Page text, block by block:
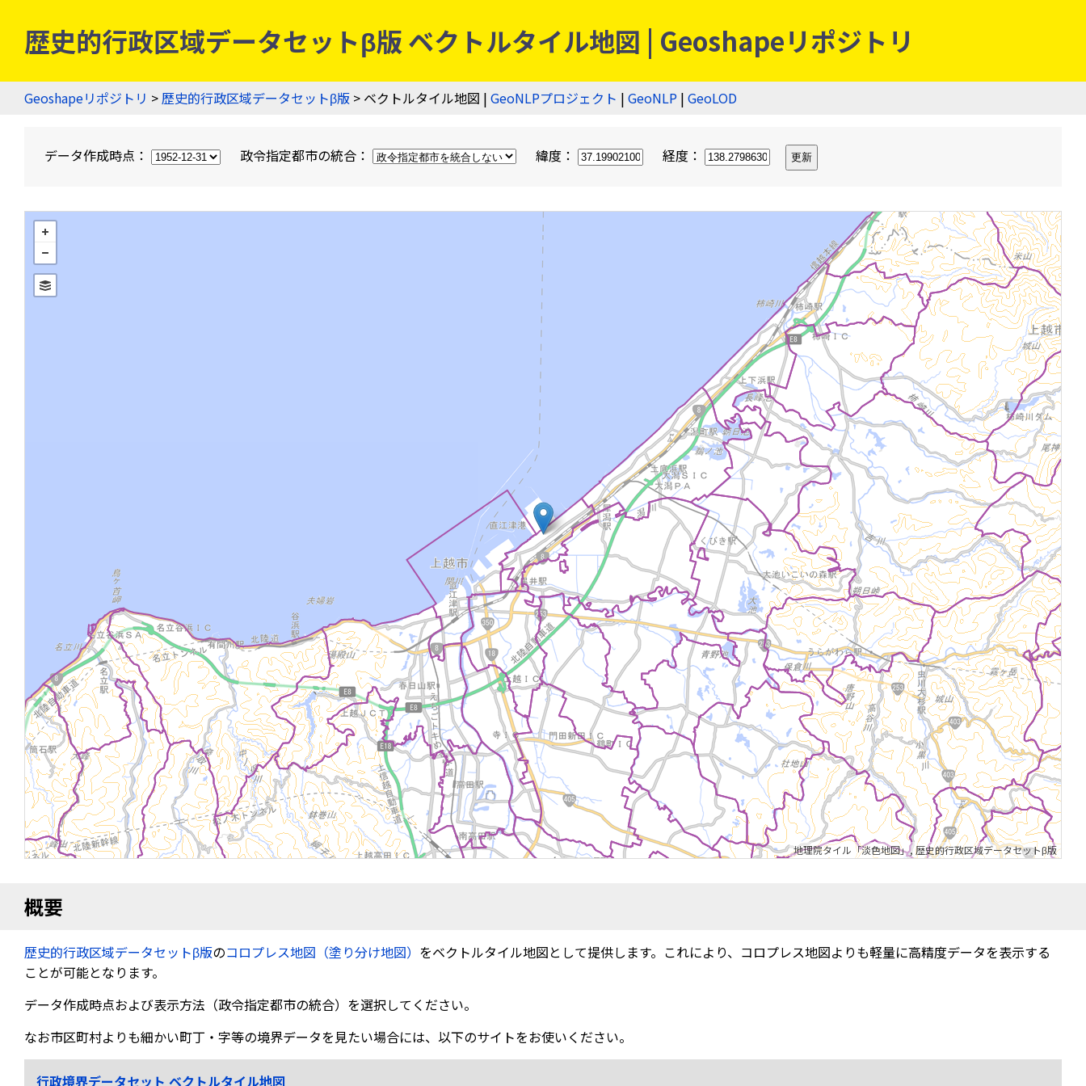
歴史的行政区域データセットβ版 ベクトルタイル地図 | Geoshapeリポジトリ
Geoshapeリポジトリ >歴史的行政区域データセットβ版 > ベクトルタイル地図 | GeoNLPプロジェクト | GeoNLP | GeoLOD
データ作成時点： 政令指定都市の統合： 緯度： 経度：
地理院タイル「淡色地図」,歴史的行政区域データセットβ版
概要
歴史的行政区域データセットβ版のコロプレス地図（塗り分け地図） をベクトルタイル地図として提供します。これにより、コロプレス地図よりも軽量に高精度データを表示する
ことが可能となります。
データ作成時点および表示方法（政令指定都市の統合）を選択してください。
なお市区町村よりも細かい町丁・字等の境界データを見たい場合には、以下のサイトをお使いください。
行政境界データセット ベクトルタイル地図